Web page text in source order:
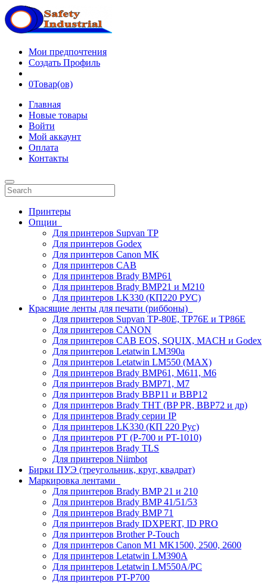
Мои предпочтения
Создать Профиль
0Товар(ов)
Главная
Новые товары
Войти
Мой аккаунт
Оплата
Контакты
Принтеры
Опции
Для принтеров Supvan TP
Для принтеров Godex
Для принтеров Canon MK
Для принтеров CAB
Для принтеров Brady BMP61
Для принтеров Brady BMP21 и M210
Для принтеров LK330 (КП220 РУС)
Красящие ленты для печати (риббоны)
Для принтеров Supvan TP-80E, TP76E и TP86E
Для принтеров CANON
Для принтеров CAB EOS, SQUIX, MACH и Godex
Для принтеров Letatwin LM390a
Для принтеров Letatwin LM550 (MAX)
Для принтеров Brady BMP61, M611, M6
Для принтеров Brady BMP71, M7
Для принтеров Brady BBP11 и BBP12
Для принтеров Brady THT (BP PR, BBP72 и др)
Для принтеров Brady серии IP
Для принтеров LK330 (КП 220 Рус)
Для принтеров PT (P-700 и PT-1010)
Для принтеров Brady TLS
Для принтеров Niimbot
Бирки ПУЭ (треугольник, круг, квадрат)
Маркировка лентами
Для принтеров Brady BMP 21 и 210
Для принтеров Brady BMP 41/51/53
Для принтеров Brady BMP 71
Для принтеров Brady IDXPERT, ID PRO
Для принтеров Brother P-Touch
Для принтеров Canon M1 MK1500, 2500, 2600
Для принтеров Letatwin LM390A
Для принтеров Letatwin LM550A/PC
Для принтеров PT-P700